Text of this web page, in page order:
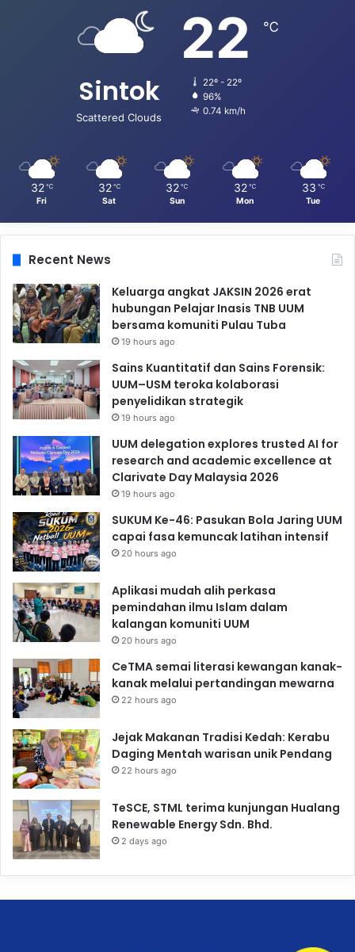
Sintok
Scattered Clouds
22 ℃
22º - 22º
96%
0.74 km/h
32 ℃
Fri
32 ℃
Sat
32 ℃
Sun
32 ℃
Mon
33 ℃
Tue
Recent News
Keluarga angkat JAKSIN 2026 erat
hubungan Pelajar Inasis TNB UUM
bersama komuniti Pulau Tuba
19 hours ago
Sains Kuantitatif dan Sains Forensik:
UUM–USM teroka kolaborasi
penyelidikan strategik
19 hours ago
UUM delegation explores trusted AI for
research and academic excellence at
Clarivate Day Malaysia 2026
19 hours ago
SUKUM Ke-46: Pasukan Bola Jaring UUM
capai fasa kemuncak latihan intensif
20 hours ago
Aplikasi mudah alih perkasa
pemindahan ilmu Islam dalam
kalangan komuniti UUM
20 hours ago
CeTMA semai literasi kewangan kanak-
kanak melalui pertandingan mewarna
22 hours ago
Jejak Makanan Tradisi Kedah: Kerabu
Daging Mentah warisan unik Pendang
22 hours ago
TeSCE, STML terima kunjungan Hualang
Renewable Energy Sdn. Bhd.
2 days ago